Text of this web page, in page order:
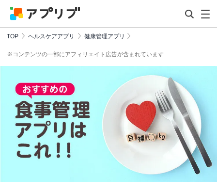
TOP ヘルスケアアプリ 健康管理アプリ
※コンテンツの一部にアフィリエイト広告が含まれています